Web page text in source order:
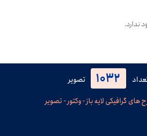
ندارد.
1032
تصویر
گرافیکی لایه باز - وکتور - تصویر